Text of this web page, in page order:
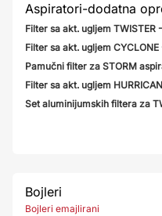
Aspiratori-dodatna
Filter sa akt. ugljem TWISTER
Filter sa akt. ugljem
Pamučni filter za STORM
Filter sa akt. ugljem
Set aluminijumskih filtera za
Bojleri
Bojleri emajlirani